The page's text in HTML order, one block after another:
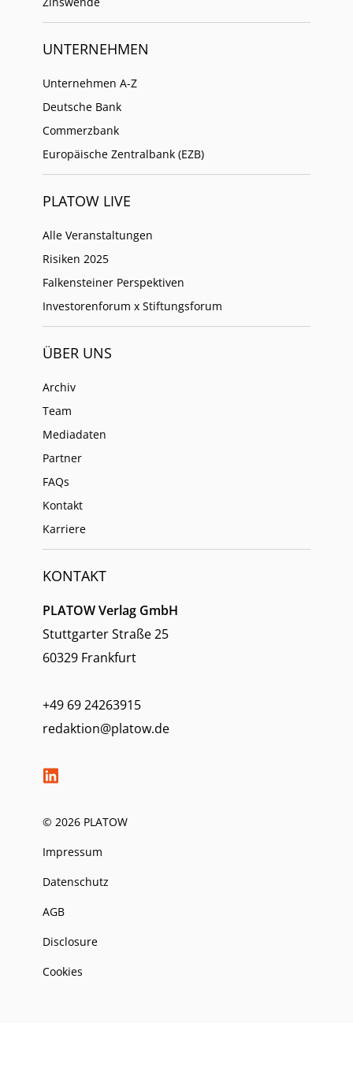
UNTERNEHMEN
Unternehmen A-Z
Deutsche Bank
Commerzbank
Europäische Zentralbank (EZB)
PLATOW LIVE
Alle Veranstaltungen
Risiken 2025
Falkensteiner Perspektiven
Investorenforum x Stiftungsforum
ÜBER UNS
Archiv
Team
Mediadaten
Partner
FAQs
Kontakt
Karriere
KONTAKT
PLATOW Verlag GmbH
Stuttgarter Straße 25
60329 Frankfurt
+49 69 24263915
redaktion@platow.de
© 2026 PLATOW
Impressum
Datenschutz
AGB
Disclosure
Cookies